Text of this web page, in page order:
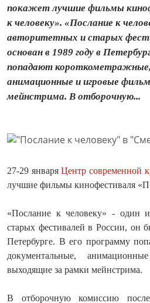
покажет лучшие фильмы
к человеку». «Послание к
авторитетных и старых
основан в 1989 году в
попадают
анимационные и игровые
мейнстрима. В отборочную...
27-29 январяЦентр современной
лучшие фильмы кинофестиваля
«Послание к человеку» - один
старых фестивалей в России, он
Петербурге. В его программу
документальные,
выходящие за рамки мейнстрима.
В отборочную комиссию